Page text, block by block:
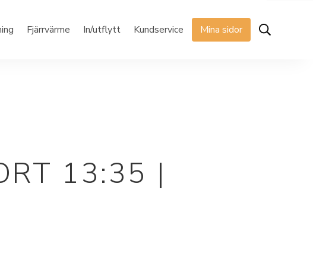
Fjärrvärme In/utflytt Kundservice Mina sidor
13:35 |